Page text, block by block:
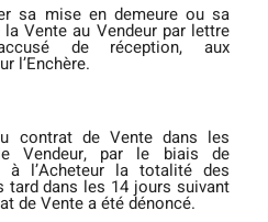
sa mise en demeure ou sa
la Vente au Vendeur par lettre
de réception, aux
l’Enchère.
contrat de Vente dans les
Vendeur, par le biais de
à l’Acheteur la totalité des
tard dans les 14 jours suivant
de Vente a été dénoncé.